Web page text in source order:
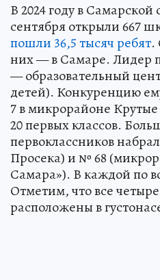
В 2024 году в Самарской
сентября открыли 667
пошли 36,5 тысяч ребят.
них — в Самаре. Лидер
— образовательный
детей). Конкуренцию
7 в микрорайоне
20 первых классов.
первоклассников
Просека) и № 68
Самара»). В каждой по
Отметим, что все
расположены в